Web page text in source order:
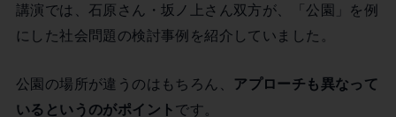
講演では、石原さん・坂ノ上さん双方が、「公園」を例
にした社会問題の検討事例を紹介していました。
公園の場所が違うのはもちろん、
アプローチも異なって
いるというのがポイント です。